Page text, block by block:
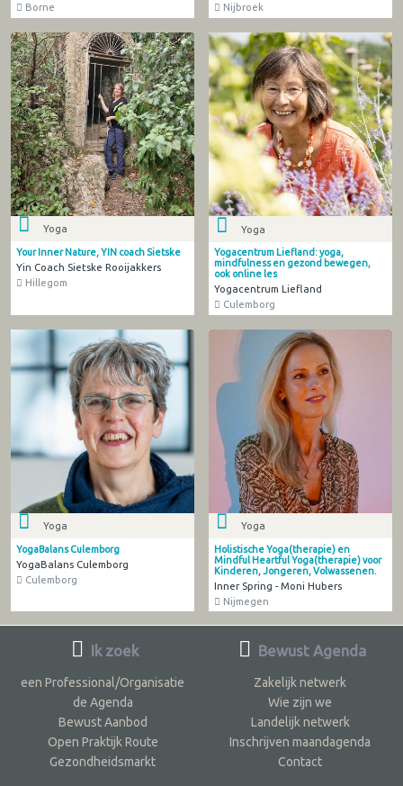
Borne
Nijbroek
Yoga
Your Inner Nature, YIN coach Sietske
Yin Coach Sietske Rooijakkers
Hillegom
Yoga
Yogacentrum Liefland: yoga,
mindfulness en gezond bewegen,
ook online les
Yogacentrum Liefland
Culemborg
Yoga
YogaBalans Culemborg
YogaBalans Culemborg
Culemborg
Yoga
Holistische Yoga(therapie) en
Mindful Heartful Yoga(therapie) voor
Kinderen, Jongeren, Volwassenen.
Inner Spring - Moni Hubers
Nijmegen
Ik zoek
een Professional/Organisatie
de Agenda
Bewust Aanbod
Open Praktijk Route
Gezondheidsmarkt
Bewust Agenda
Zakelijk netwerk
Wie zijn we
Landelijk netwerk
Inschrijven maandagenda
Contact